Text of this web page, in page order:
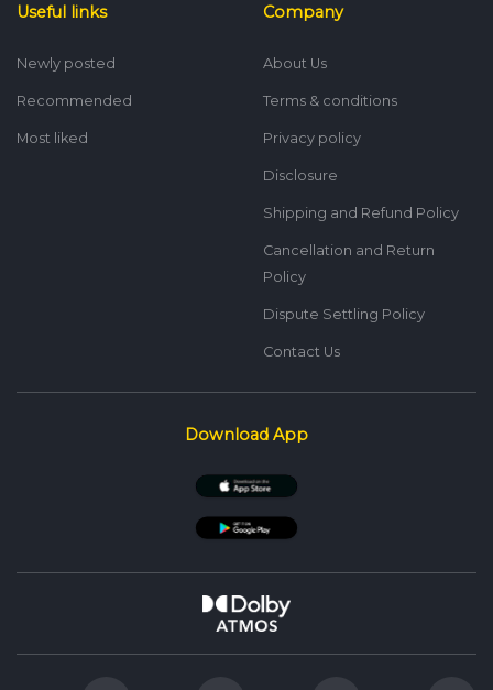
Useful links
Newly posted
Recommended
Most liked
Company
About Us
Terms & conditions
Privacy policy
Disclosure
Shipping and Refund Policy
Cancellation and Return
Policy
Dispute Settling Policy
Contact Us
Download App